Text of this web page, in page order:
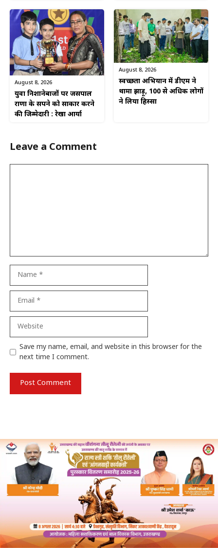
August 8, 2026
युवा निशानेबाजों पर जसपाल
राणा के सपने को साकार करने
की जिम्मेदारी : रेखा आर्या
August 8, 2026
स्वच्छता अभियान में डीएम ने
थामा झाड़ू, 100 से अधिक लोगों
ने लिया हिस्सा
Leave a Comment
Save my name, email, and website in this browser for the
next time I comment.